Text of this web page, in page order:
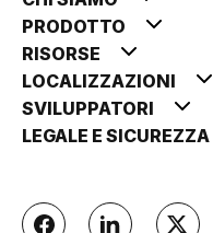
PRODOTTO
RISORSE
LOCALIZZAZIONI
SVILUPPATORI
LEGALE E SICUREZZA